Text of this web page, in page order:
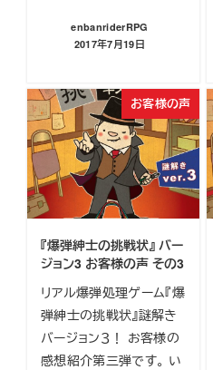
enbanriderRPG
投稿日
2017年7月19日
お客様の声
『爆弾紳士の挑戦状』 バー
ジョン3 お客様の声 その3
リアル爆弾処理ゲーム『爆
弾紳士の挑戦状』謎解き
バージョン３！ お客様の
感想紹介第三弾です。 い